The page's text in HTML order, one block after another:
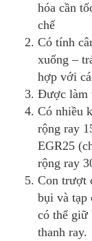
hóa cần
chế
Có tính
xuống –
hợp với
Được làm
Có nhiều
rộng ray
EGR25
rộng ray
Con trượt
bụi và tạp
có thể giữ
thanh ray.